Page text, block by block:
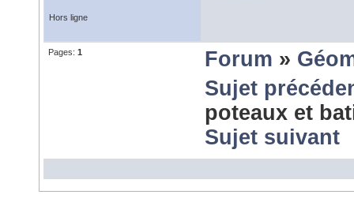
Hors ligne
Pages: 1 Forum »
Sujet
poteaux et
Sujet suivant